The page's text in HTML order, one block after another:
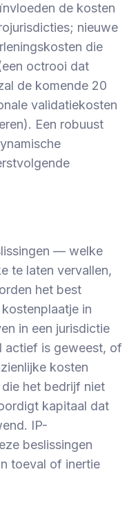
de kosten
nieuwe
die
octrooi dat
de komende 20
validatiekosten
Een robuust
— welke
te laten vervallen,
het best
in
in een jurisdictie
actief is geweest, of
kosten
het bedrijf niet
kapitaal dat
IP-
beslissingen
toeval of inertie